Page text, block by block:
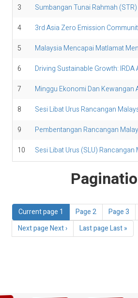
3
Sumbangan Tunai Rahmah
4
3rd Asia Zero Emission
5
Malaysia Mencapai Matlamat
6
Driving Sustainable Growth:
7
Minggu Ekonomi Dan Kewangan
8
Sesi Libat Urus Rancangan
9
Pembentangan Rancangan
10
Sesi Libat Urus (SLU)
Current page 1 Page2 Page3
Next pageNext › Last pageLast »